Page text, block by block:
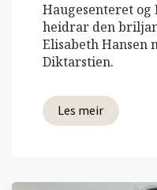
Haugesenteret
heidrar den
Elisabeth Hansen
Diktarstien.
Les meir